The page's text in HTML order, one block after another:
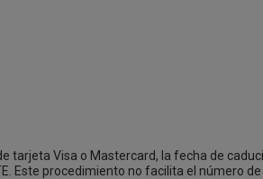
Visa o Mastercard, la fecha de
Este procedimiento no facilita el número